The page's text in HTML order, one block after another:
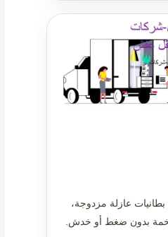
بطانيات عازلة مزدوجة،
بدون ضغط أو خدش.